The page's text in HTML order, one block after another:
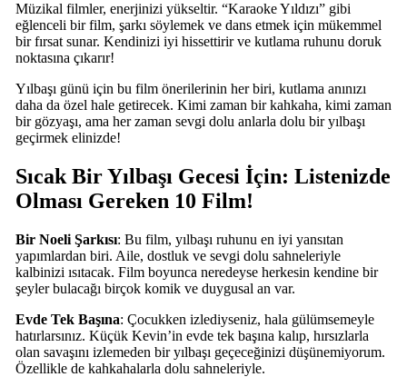
Müzikal filmler, enerjinizi yükseltir. “Karaoke Yıldızı” gibi
eğlenceli bir film, şarkı söylemek ve dans etmek için mükemmel
bir fırsat sunar. Kendinizi iyi hissettirir ve kutlama ruhunu doruk
noktasına çıkarır!
Yılbaşı günü için bu film önerilerinin her biri, kutlama anınızı
daha da özel hale getirecek. Kimi zaman bir kahkaha, kimi zaman
bir gözyaşı, ama her zaman sevgi dolu anlarla dolu bir yılbaşı
geçirmek elinizde!
Sıcak Bir Yılbaşı Gecesi İçin: Listenizde
Olması Gereken 10 Film!
Bir Noeli Şarkısı: Bu film, yılbaşı ruhunu en iyi yansıtan
yapımlardan biri. Aile, dostluk ve sevgi dolu sahneleriyle
kalbinizi ısıtacak. Film boyunca neredeyse herkesin kendine bir
şeyler bulacağı birçok komik ve duygusal an var.
Evde Tek Başına: Çocukken izlediyseniz, hala gülümsemeyle
hatırlarsınız. Küçük Kevin’in evde tek başına kalıp, hırsızlarla
olan savaşını izlemeden bir yılbaşı geçeceğinizi düşünemiyorum.
Özellikle de kahkahalarla dolu sahneleriyle.